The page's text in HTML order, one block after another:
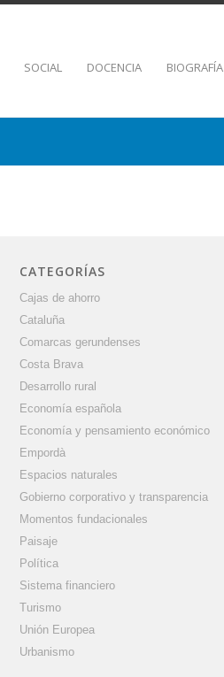
SOCIAL DOCENCIA BIOGRAFÍA
CATEGORÍAS
Cajas de ahorro
Cataluña
Comarcas gerundenses
Costa Brava
Desarrollo rural
Economía española
Economía y pensamiento económico
Empordà
Espacios naturales
Gobierno corporativo y transparencia
Momentos fundacionales
Paisaje
Política
Sistema financiero
Turismo
Unión Europea
Urbanismo